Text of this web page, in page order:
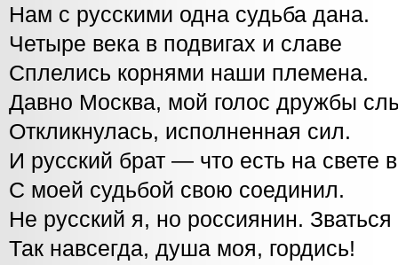
Нам с русскими одна судьба дана.
Четыре века в подвигах и славе
Сплелись корнями наши племена.
Давно Москва, мой голос дружбы
Откликнулась, исполненная сил.
И русский брат — что есть на
С моей судьбой свою соединил.
Не русский я, но россиянин. Зваться
Так навсегда, душа моя, гордись!